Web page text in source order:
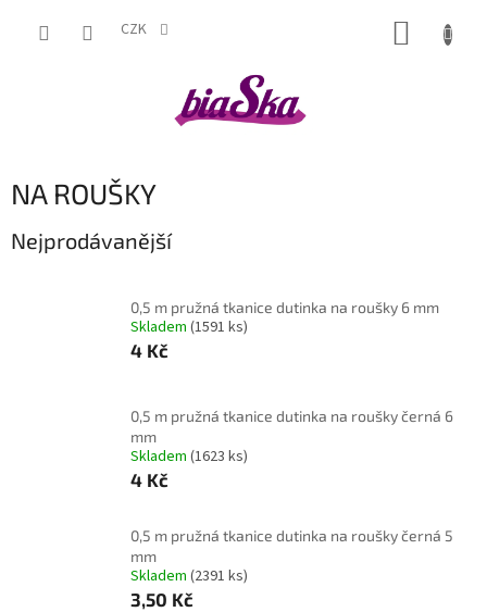
CZK
NA ROUŠKY
Nejprodávanější
0,5 m pružná tkanice dutinka na roušky 6 mm
Skladem (1591 ks)
4 Kč
0,5 m pružná tkanice dutinka na roušky černá 6
mm
Skladem (1623 ks)
4 Kč
0,5 m pružná tkanice dutinka na roušky černá 5
mm
Skladem (2391 ks)
3,50 Kč